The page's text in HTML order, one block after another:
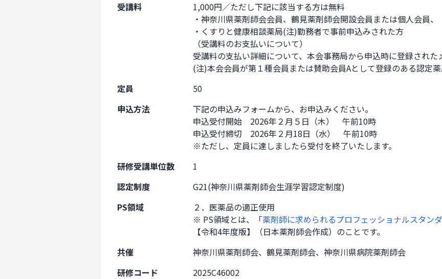
受講料
1,000円／ただし下記に該当する方は無料
・神奈川県薬剤師会会員、鶴見薬剤師会開設会員または個人会員、
・くすりと健康相談薬局(注)勤務者で事前申込みされた方
（受講料のお支払いについて）
受講料の支払い詳細について、本会事務局から申込時に登録された
(注)本会会員が第１種会員または賛助会員Aとして登録のある認定
定員
50
申込方法
下記の申込みフォームから、お申込みください。
申込受付開始　2026年２月５日（木）　午前10時
申込受付締切　2026年２月18日（水）　午前10時
※ただし、定員に達しましたら受付を終了いたします。
研修受講単位数
1
認定制度
G21(神奈川県薬剤師会生涯学習認定制度)
PS領域
２．医薬品の適正使用
※ PS領域とは、「薬剤師に求められるプロフェッショナルスタンダ
【令和4年度版】（日本薬剤師会作成）のことです。
共催
神奈川県薬剤師会、鶴見薬剤師会、神奈川県病院薬剤師会
研修コード
2025C46002